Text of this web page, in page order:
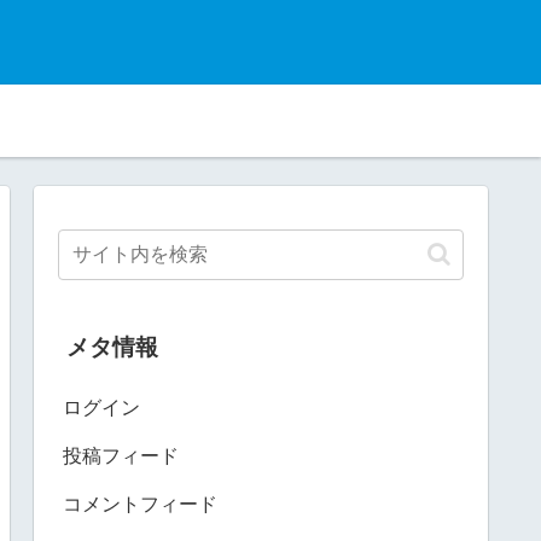
メタ情報
ログイン
投稿フィード
コメントフィード